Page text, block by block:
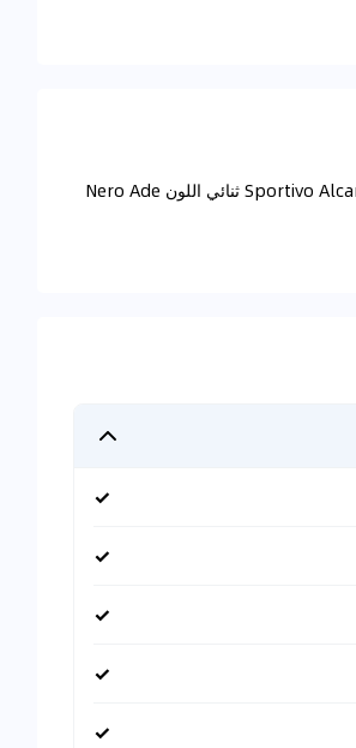
تتميز هذه السيارة بطلاء Ad Personam مخصص "Arancio Xanto" وتنجيد Sportivo Alcantara ثنائي اللون Nero Ade
✓
✓
✓
✓
✓